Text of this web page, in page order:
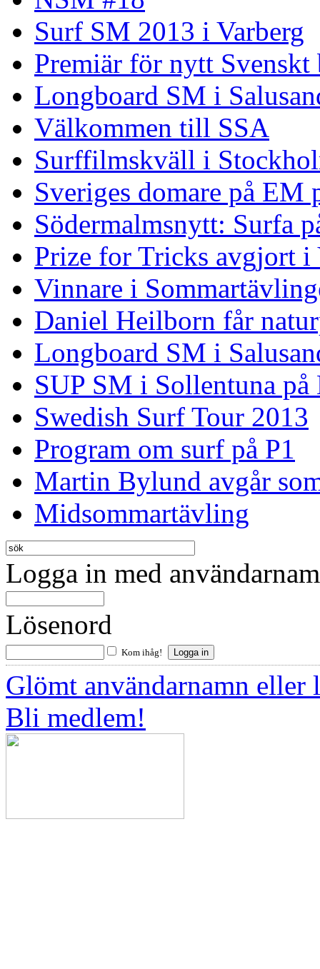
Surf SM 2013 i Varberg
Premiär för nytt Svenskt
Longboard SM i
Välkommen till SSA
Surffilmskväll i
Sveriges domare på EM
Södermalmsnytt: Surfa
Prize for Tricks avgjort i
Vinnare i
Daniel Heilborn får
Longboard SM i
SUP SM i Sollentuna på
Swedish Surf Tour 2013
Program om surf på P1
Martin Bylund avgår
Midsommartävling
Logga in med
Lösenord
Kom ihåg!
Glömt användarnamn eller
Bli medlem!